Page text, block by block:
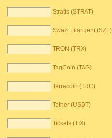
Stratis (STRAT)
Swazi Lilangeni (SZL)
TRON (TRX)
TagCoin (TAG)
Terracoin (TRC)
Tether (USDT)
Tickets (TIX)